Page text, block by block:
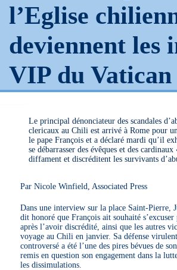
l’Eglise
deviennent les
VIP du Vatican
Le principal dénonciateur des scandales
clericaux au Chili est arrivé à Rome pour
le pape François et a déclaré mardi qu’il
se débarrasser des évêques et des
diffament et discréditent les survivants
Par Nicole Winfield, Associated Press
Dans une interview sur la place Saint-Pierre,
dit honoré que François ait souhaité
après l’avoir discrédité, ainsi que les autres
voyage au Chili en janvier. Sa défense
controversé a été l’une des pires bévues de
remis en question son engagement dans la
les dissimulations.